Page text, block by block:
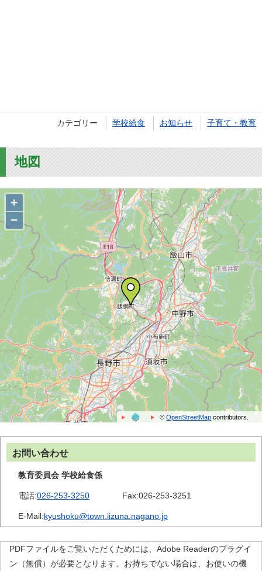
カテゴリー 学校給食 お知らせ 子育て・教育
地図
+
−
©OpenStreetMap contributors.
お問い合わせ
教育委員会 学校給食係
電話:026-253-3250 Fax:026-253-3251
E-Mail:kyushoku@town.iizuna.nagano.jp
PDFファイルをご覧いただくためには、Adobe Readerのプラグイ
ン（無償）が必要となります。お持ちでない場合は、お使いの機